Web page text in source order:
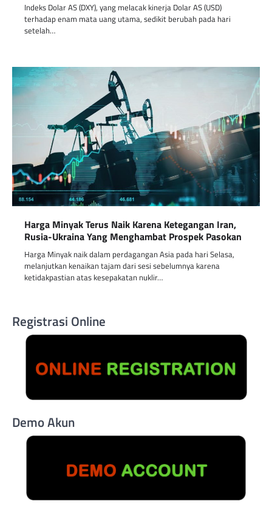
Indeks Dolar AS (DXY), yang melacak kinerja Dolar AS (USD)
terhadap enam mata uang utama, sedikit berubah pada hari
setelah…
Harga Minyak Terus Naik Karena Ketegangan Iran,
Rusia-Ukraina Yang Menghambat Prospek Pasokan
Harga Minyak naik dalam perdagangan Asia pada hari Selasa,
melanjutkan kenaikan tajam dari sesi sebelumnya karena
ketidakpastian atas kesepakatan nuklir…
Registrasi Online
Demo Akun